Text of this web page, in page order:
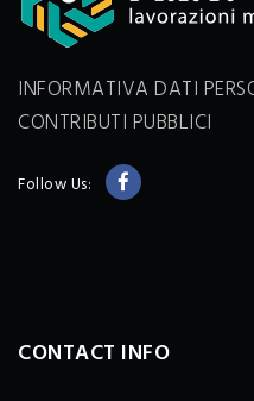
INFORMATIVA DATI
CONTRIBUTI PUBBLICI
Follow Us:
CONTACT INFO